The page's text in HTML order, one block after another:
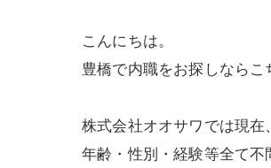
こんにちは。
豊橋で内職をお探しならこ
株式会社オオサワでは現在
年齢・性別・経験等全て不